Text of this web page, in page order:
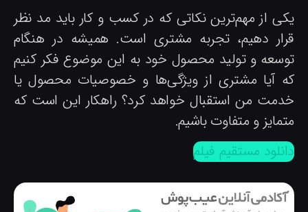
از مهم‌ترین نکاتی که در کسب و کار باید مد نظر
دهیم، تجربه مشتری است. همیشه در هنگام
و تولید محصول خود به این موضوع فکر کنیم
آیا مشتری از ویژگی‌ها و خصوصیات محصول یا
من استقبال خواهد کرد؟ راهکار این است که
و متفاوت باشیم.
مستقیم فیلم